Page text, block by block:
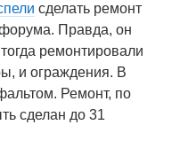
сделать ремонт
форума. Правда, он
ремонтировали
и ограждения. В
Ремонт, по
сделан до 31